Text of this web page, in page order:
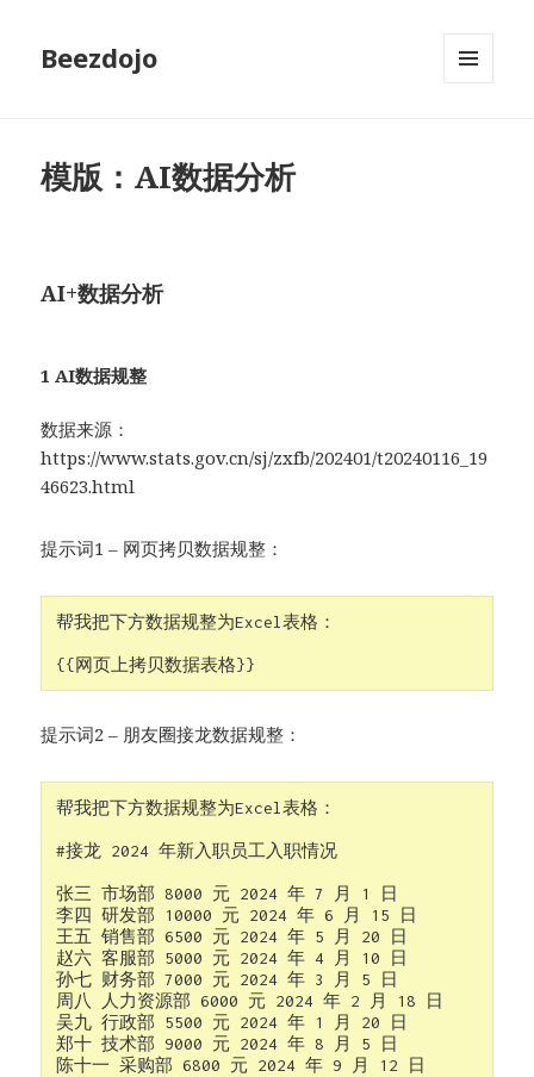
Beezdojo
模版：AI数据分析
AI+数据分析
1 AI数据规整
数据来源：
https://www.stats.gov.cn/sj/zxfb/202401/t20240116_19
46623.html
提示词1 – 网页拷贝数据规整：
帮我把下方数据规整为Excel表格：
{{网页上拷贝数据表格}}
提示词2 – 朋友圈接龙数据规整：
帮我把下方数据规整为Excel表格：
#接龙 2024 年新入职员工入职情况
张三 市场部 8000 元 2024 年 7 月 1 日
李四 研发部 10000 元 2024 年 6 月 15 日
王五 销售部 6500 元 2024 年 5 月 20 日
赵六 客服部 5000 元 2024 年 4 月 10 日
孙七 财务部 7000 元 2024 年 3 月 5 日
周八 人力资源部 6000 元 2024 年 2 月 18 日
吴九 行政部 5500 元 2024 年 1 月 20 日
郑十 技术部 9000 元 2024 年 8 月 5 日
陈十一 采购部 6800 元 2024 年 9 月 12 日